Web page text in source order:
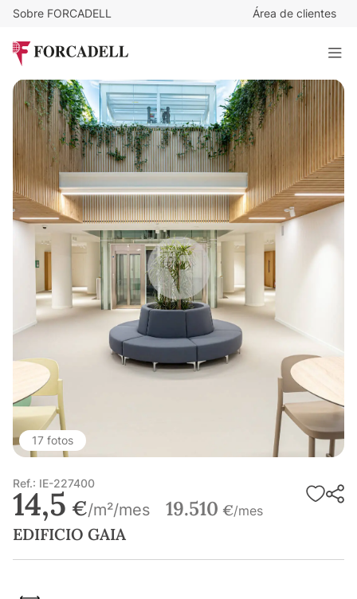
Sobre FORCADELL Área de clientes
EDIFICIO GAIA
1.345 m²
17 fotos
Ref.: IE-227400
14,5 €/m²/mes 19.510 €/mes
EDIFICIO GAIA